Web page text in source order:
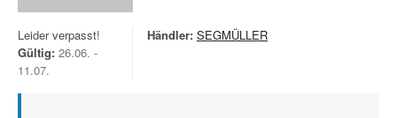
Leider verpasst!
Gültig: 26.06. -
11.07.
Händler: SEGMÜLLER